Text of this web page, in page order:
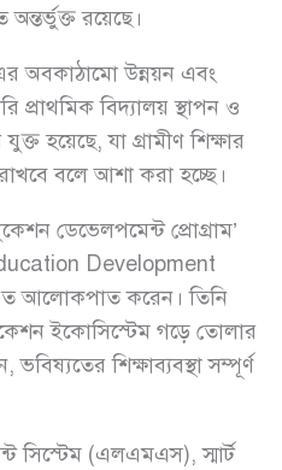
রয়েছে।
অবকাঠামো উন্নয়ন এবং
প্রাথমিক বিদ্যালয় স্থাপন ও
হয়েছে, যা গ্রামীণ শিক্ষার
বলে আশা করা হচ্ছে।
ডেভেলপমেন্ট প্রোগ্রাম’
Development
আলোকপাত করেন। তিনি
ইকোসিস্টেম গড়ে তোলার
শিক্ষাব্যবস্থা সম্পূর্ণ
সিস্টেম (এলএমএস), স্মার্ট